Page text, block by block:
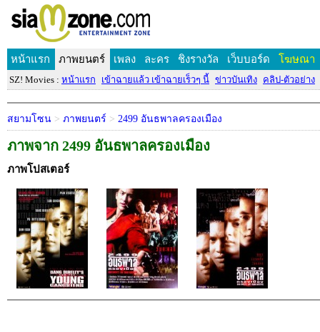
หน้าแรก ภาพยนตร์ เพลง ละคร ชิงรางวัล เว็บบอร์ด โฆษณา
SZ! Movies : หน้าแรก เข้าฉายแล้ว เข้าฉายเร็วๆ นี้ ข่าวบันเทิง คลิป-ตัวอย่าง
สยามโซน > ภาพยนตร์ > 2499 อันธพาลครองเมือง
ภาพจาก 2499 อันธพาลครองเมือง
ภาพโปสเตอร์